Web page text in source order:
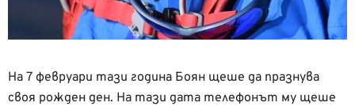
На 7 февруари тази година Боян щеше да празнува
своя рожден ден. На тази дата телефонът му щеше